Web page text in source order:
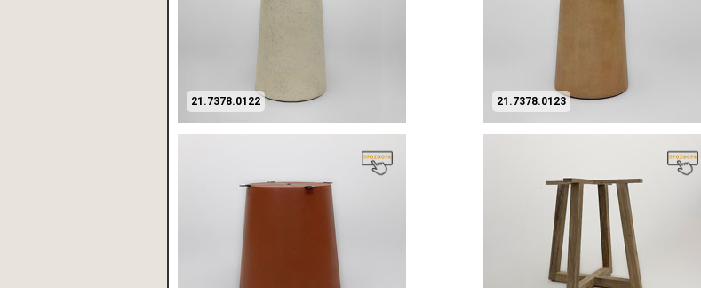
21.7378.0122 21.7378.0123